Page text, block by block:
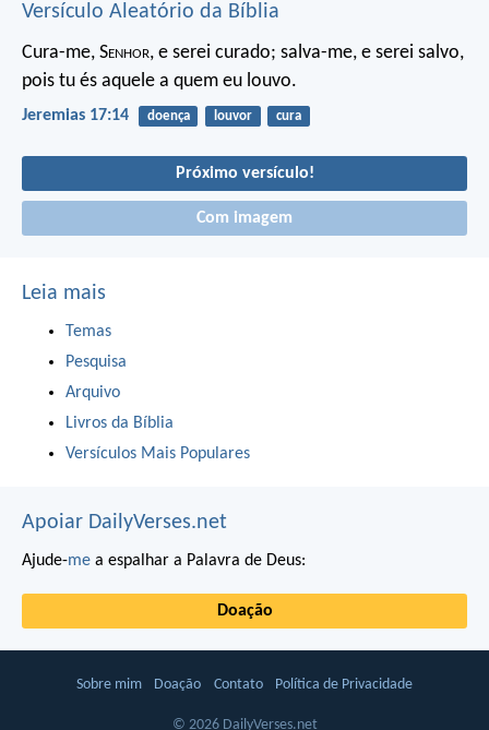
Versículo Aleatório da Bíblia
Cura-me, Senhor, e serei curado; salva-me, e serei salvo,
pois tu és aquele a quem eu louvo.
Jeremias 17:14 doença louvor cura
Próximo versículo!
Com imagem
Leia mais
Temas
Pesquisa
Arquivo
Livros da Bíblia
Versículos Mais Populares
Apoiar DailyVerses.net
Ajude-me a espalhar a Palavra de Deus:
Doação
Sobre mim Doação Contato Política de Privacidade
© 2026 DailyVerses.net